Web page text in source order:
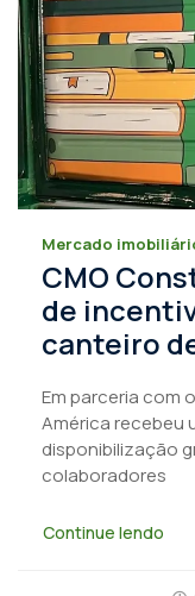
Mercado
CMO
de
canteiro
Em parceria com
América recebeu
disponibilização
colaboradores
Continue lendo